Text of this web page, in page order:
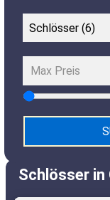
Schlösser in